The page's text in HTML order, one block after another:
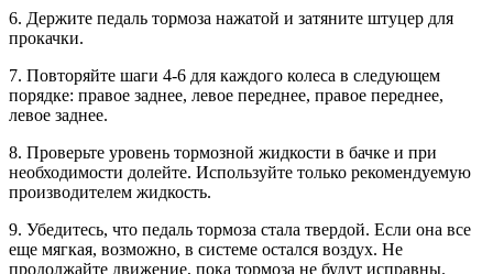
6. Держите педаль тормоза нажатой и затяните штуцер для
прокачки.
7. Повторяйте шаги 4-6 для каждого колеса в следующем
порядке: правое заднее, левое переднее, правое переднее,
левое заднее.
8. Проверьте уровень тормозной жидкости в бачке и при
необходимости долейте. Используйте только рекомендуемую
производителем жидкость.
9. Убедитесь, что педаль тормоза стала твердой. Если она все
еще мягкая, возможно, в системе остался воздух. Не
продолжайте движение, пока тормоза не будут исправны.